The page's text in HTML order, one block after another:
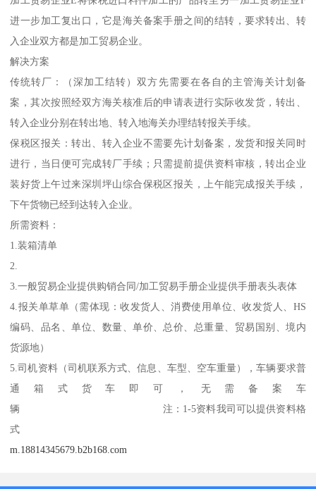
进一步加工复出口，它是海关备案手册之间的结转，要求转出、转
入企业双方都是加工贸易企业。
解决方案
传统转厂：（深加工结转）双方先需要在各自的主管海关计划备
案，其次按照经双方海关核准后的申请表进行实际收发货，转出、
转入企业分别在转出地、转入地海关办理结转报关手续。
保税区报关：转出、转入企业不需要先计划备案，发货和报关同时
进行，当日便可完成转厂手续；只需提前提供资料审核，转出企业
装好货上午过来深圳坪山综合保税区报关，上午能完成报关手续，
下午货物已经到达转入企业。
所需资料：
1.装箱清单
2.
3.一般贸易企业提供购销合同/加工贸易手册企业提供手册表头表体
4.报关单草单（需体现：收发货人、消费使用单位、收发货人、HS
编码、品名、单位、数量、单价、总价、总重量、贸易国别、境内
货源地）
5.司机资料（司机联系方式、信息、车型、空车重量），车辆要求普
通箱式货车即可，无需备案车
辆 注：1-5资料我司可以提供资料格
式
m.18814345679.b2b168.com